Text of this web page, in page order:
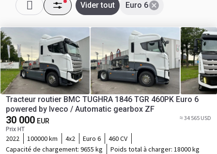
Euro 6
Vider tout
Tracteur routier BMC TUGHRA 1846 TGR 460PK Euro 6
powered by Iveco / Automatic gearbox ZF
30 000 EUR
Prix HT
≈ 34 565 USD
2022 100000 km 4x2 Euro 6
460 CV
Capacité de chargement: 9655 kg Poids total à charger: 18000 kg